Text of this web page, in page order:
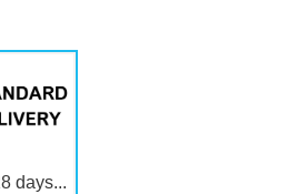
days...